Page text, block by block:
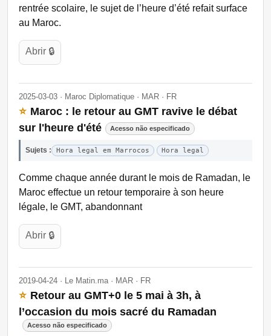
rentrée scolaire, le sujet de l’heure d’été refait surface
au Maroc.
Abrir 🔒
2025-03-03 · Maroc Diplomatique · MAR · FR
⭐ Maroc : le retour au GMT ravive le débat
sur l'heure d'été
Acesso não especificado
Sujets : Hora legal em Marrocos Hora legal
Comme chaque année durant le mois de Ramadan, le
Maroc effectue un retour temporaire à son heure
légale, le GMT, abandonnant
Abrir 🔒
2019-04-24 · Le Matin.ma · MAR · FR
⭐ Retour au GMT+0 le 5 mai à 3h, à
l’occasion du mois sacré du Ramadan
Acesso não especificado